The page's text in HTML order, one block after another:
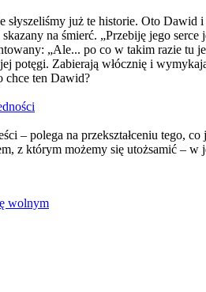
już te historie. Oto
na śmierć. „Przebiję jego
„Ale... po co w takim razie
potęgi. Zabierają włócznię i
chce ten Dawid?
– polega na przekształceniu tego,
z którym możemy się utożsamić –
wolnym